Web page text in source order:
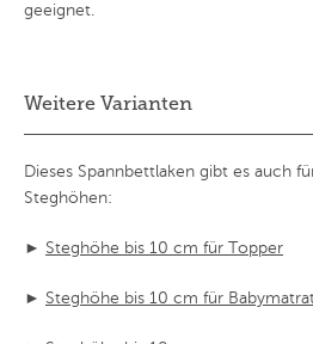
geeignet.
Weitere Varianten
Dieses Spannbettlaken gibt es auch
Steghöhen:
► Steghöhe bis 10 cm für Topper
► Steghöhe bis 10 cm für